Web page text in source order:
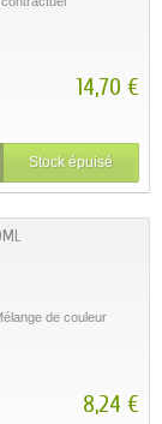
14,70 €
Stock épuisé
de couleur
8,24 €